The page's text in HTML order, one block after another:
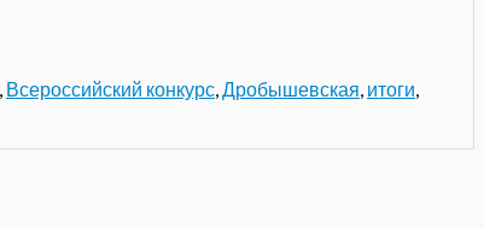
Всероссийский конкурс Дробышевская итоги